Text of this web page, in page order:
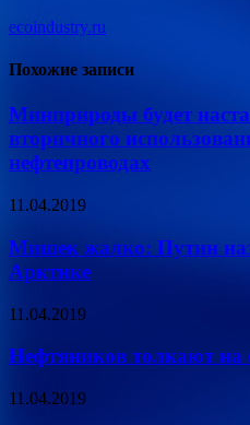
ecoindustry.ru
Похожие записи
Минприроды будет
вторичного
нефтепроводах
11.04.2019
Мишек жалко: Путин
Арктике
11.04.2019
Нефтяников толкают на
11.04.2019